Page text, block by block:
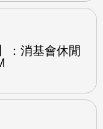
：消基會休閒